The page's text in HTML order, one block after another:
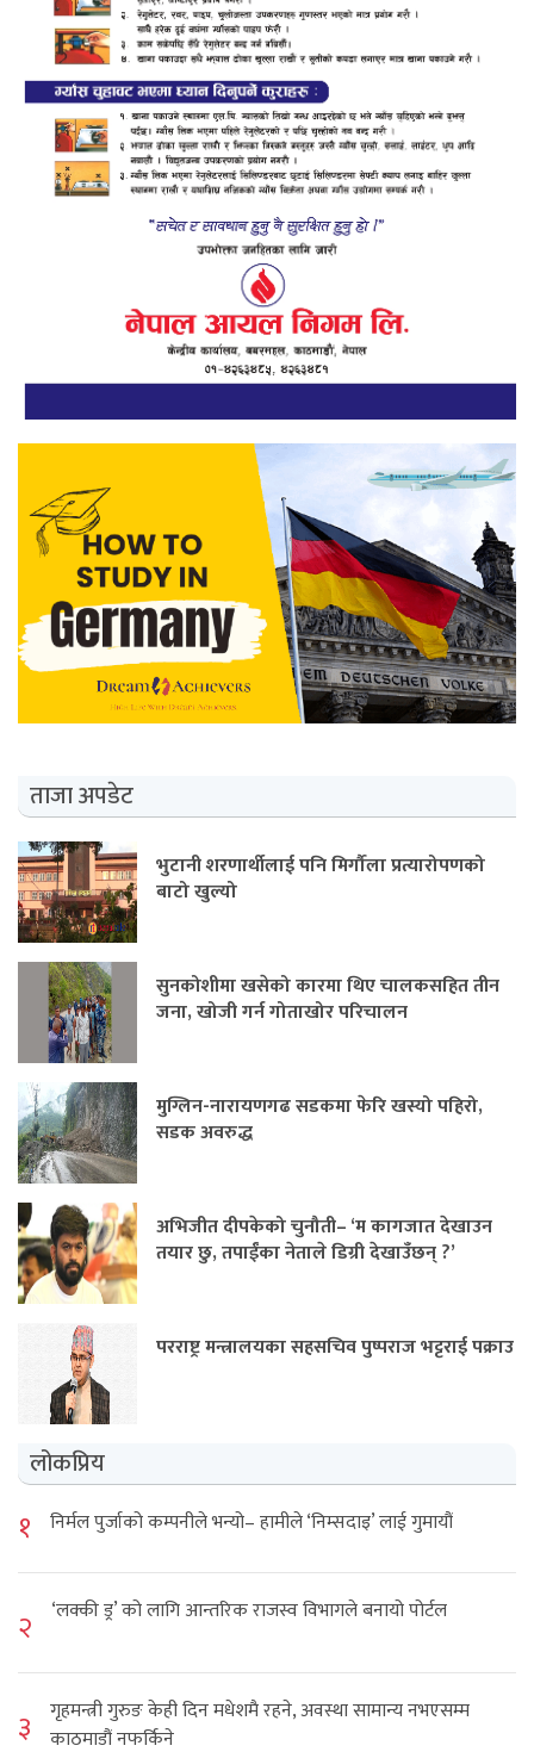
ताजा अपडेट
भुटानी शरणार्थीलाई पनि मिर्गौला प्रत्यारोपणको
बाटो खुल्यो
सुनकोशीमा खसेको कारमा थिए चालकसहित तीन
जना, खोजी गर्न गोताखोर परिचालन
मुग्लिन-नारायणगढ सडकमा फेरि खस्यो पहिरो,
सडक अवरुद्ध
अभिजीत दीपकेको चुनौती– ‘म कागजात देखाउन
तयार छु, तपाईंका नेताले डिग्री देखाउँछन् ?’
परराष्ट्र मन्त्रालयका सहसचिव पुष्पराज भट्टराई पक्राउ
लोकप्रिय
१ निर्मल पुर्जाको कम्पनीले भन्यो– हामीले ‘निम्सदाइ’ लाई गुमायौं
२ ‘लक्की ड्र’ को लागि आन्तरिक राजस्व विभागले बनायो पोर्टल
३
गृहमन्त्री गुरुङ केही दिन मधेशमै रहने, अवस्था सामान्य नभएसम्म
काठमाडौं नफर्किने